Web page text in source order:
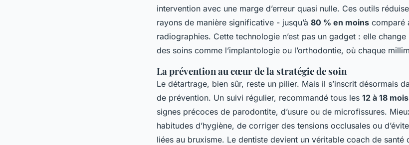
intervention avec une marge d’erreur quasi nulle. Ces outils
rayons de manière significative - jusqu’à 80 % en moins comparé
radiographies. Cette technologie n’est pas un gadget : elle
des soins comme l’implantologie ou l’orthodontie, où chaque
La prévention au cœur de la stratégie de soin
Le détartrage, bien sûr, reste un pilier. Mais il s’inscrit désormais
de prévention. Un suivi régulier, recommandé tous les 12 à 18 mois
signes précoces de parodontite, d’usure ou de microfissures.
habitudes d’hygiène, de corriger des tensions occlusales ou
liées au bruxisme. Le dentiste devient un véritable coach de santé